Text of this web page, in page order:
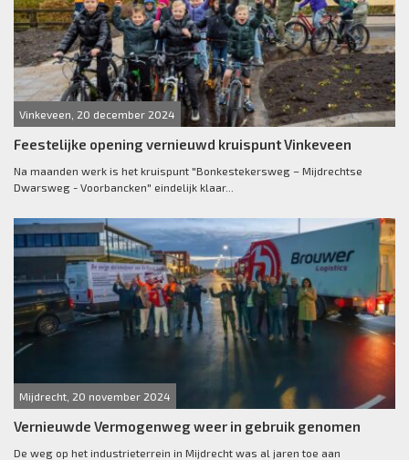
Vinkeveen, 20 december 2024
Feestelijke opening vernieuwd kruispunt Vinkeveen
Na maanden werk is het kruispunt "Bonkestekersweg – Mijdrechtse
Dwarsweg - Voorbancken" eindelijk klaar...
Mijdrecht, 20 november 2024
Vernieuwde Vermogenweg weer in gebruik genomen
De weg op het industrieterrein in Mijdrecht was al jaren toe aan